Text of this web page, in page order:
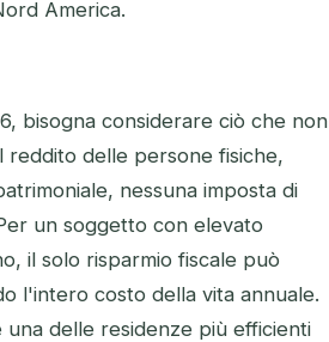
America.
bisogna considerare ciò che non
reddito delle persone fisiche,
nessuna imposta di
un soggetto con elevato
il solo risparmio fiscale può
l'intero costo della vita annuale.
una delle residenze più efficienti